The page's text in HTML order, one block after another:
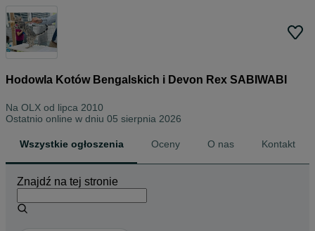
Hodowla Kotów Bengalskich i Devon Rex SABIWABI
Na OLX od lipca 2010
Ostatnio online w dniu 05 sierpnia 2026
Wszystkie ogłoszenia Oceny O nas Kontakt
Znajdź na tej stronie